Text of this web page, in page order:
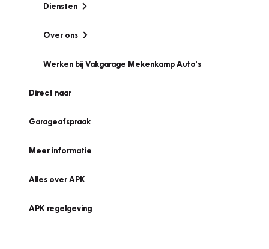
Diensten
Over ons
Werken bij Vakgarage Mekenkamp Auto's
Direct naar
Garageafspraak
Meer informatie
Alles over APK
APK regelgeving